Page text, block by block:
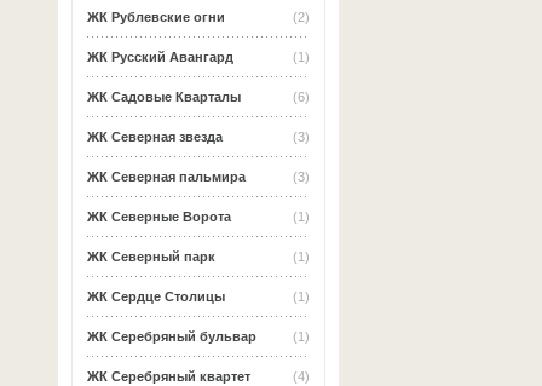
(2)
ЖК Рублевские огни
(1)
ЖК Русский Авангард
(6)
ЖК Садовые Кварталы
(3)
ЖК Северная звезда
(3)
ЖК Северная пальмира
(1)
ЖК Северные Ворота
(1)
ЖК Северный парк
(1)
ЖК Сердце Столицы
(1)
ЖК Серебряный бульвар
(4)
ЖК Серебряный квартет